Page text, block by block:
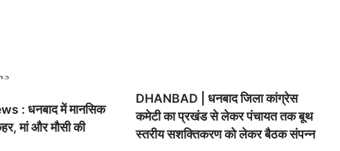
: धनबाद में मानसिक
मां और मौसी की
DHANBAD | धनबाद जिला कांग्रेस
कमेटी का प्रखंड से लेकर पंचायत तक बूथ
स्तरीय सशक्तिकरण को लेकर बैठक संपन्न